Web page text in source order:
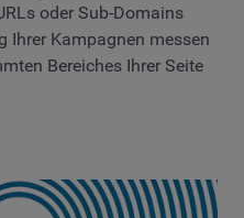
oder Sub-Domains
Ihrer Kampagnen messen
Bereiches Ihrer Seite